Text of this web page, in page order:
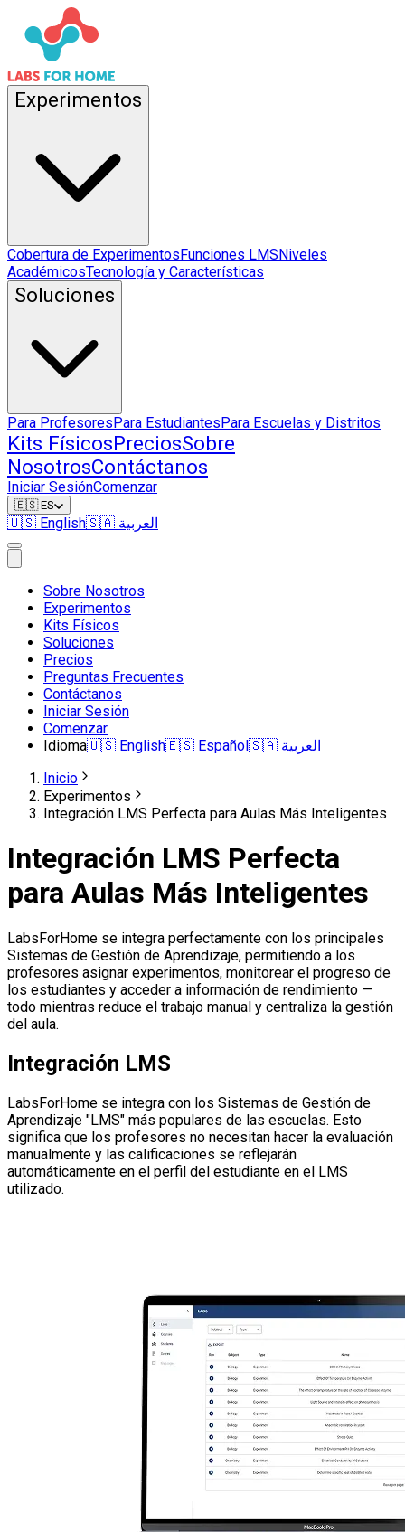
Experimentos
Cobertura de ExperimentosFunciones LMSNiveles
AcadémicosTecnología y Características
Soluciones
Para ProfesoresPara EstudiantesPara Escuelas y Distritos
Kits FísicosPreciosSobre
NosotrosContáctanos
Iniciar SesiónComenzar
🇪🇸 ES
🇺🇸 English🇸🇦 العربية
Sobre Nosotros
Experimentos
Kits Físicos
Soluciones
Precios
Preguntas Frecuentes
Contáctanos
Iniciar Sesión
Comenzar
Idioma🇺🇸 English🇪🇸 Español🇸🇦 العربية
Inicio
Experimentos
Integración LMS Perfecta para Aulas Más Inteligentes
Integración LMS Perfecta
para Aulas Más Inteligentes
LabsForHome se integra perfectamente con los principales
Sistemas de Gestión de Aprendizaje, permitiendo a los
profesores asignar experimentos, monitorear el progreso de
los estudiantes y acceder a información de rendimiento —
todo mientras reduce el trabajo manual y centraliza la gestión
del aula.
Integración LMS
LabsForHome se integra con los Sistemas de Gestión de
Aprendizaje "LMS" más populares de las escuelas. Esto
significa que los profesores no necesitan hacer la evaluación
manualmente y las calificaciones se reflejarán
automáticamente en el perfil del estudiante en el LMS
utilizado.